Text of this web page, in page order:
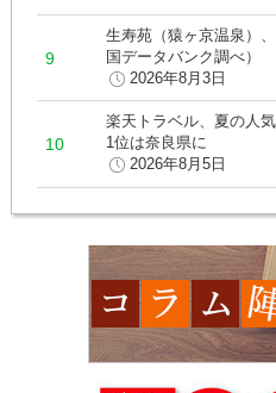
生寿苑（猿ヶ京温泉）
国データバンク調べ）
2026年8月3日
楽天トラベル、夏の人
1位は奈良県に
2026年8月5日